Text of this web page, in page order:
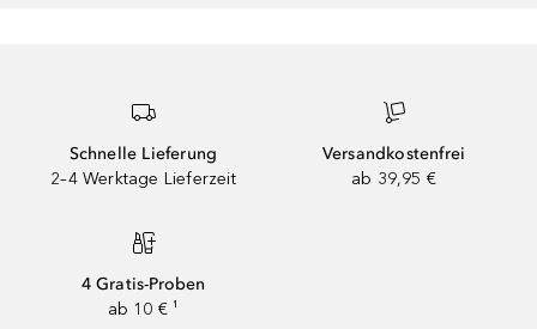
Schnelle Lieferung
2–4 Werktage Lieferzeit
Versandkostenfrei
ab 39,95 €
4 Gratis-Proben
ab 10 € ¹